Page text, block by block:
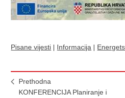
Pisane vijesti | Informacija |
Prethodna
KONFERENCIJA Planiranje i